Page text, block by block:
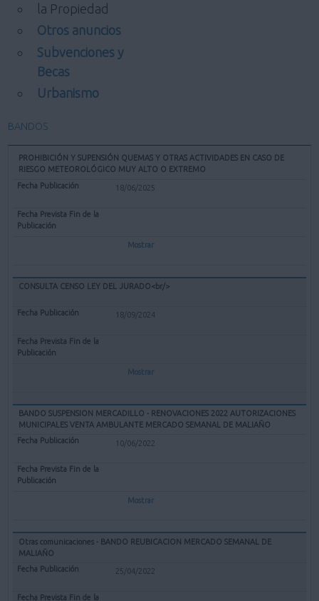
la Propiedad
Otros anuncios
Subvenciones y
Becas
Urbanismo
BANDOS
PROHIBICIÓN Y SUPENSIÓN QUEMAS Y OTRAS ACTIVIDADES EN CASO DE
RIESGO METEOROLÓGICO MUY ALTO O EXTREMO
18/06/2025
Mostrar
CONSULTA CENSO LEY DEL JURADO<br/>
18/09/2024
Mostrar
BANDO SUSPENSION MERCADILLO - RENOVACIONES 2022 AUTORIZACIONES
MUNICIPALES VENTA AMBULANTE MERCADO SEMANAL DE MALIAÑO
10/06/2022
Mostrar
Otras comunicaciones - BANDO REUBICACION MERCADO SEMANAL DE
MALIAÑO
25/04/2022